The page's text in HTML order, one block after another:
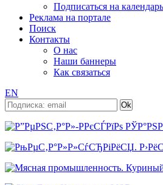
Подписаться на календарь
Реклама на портале
Поиск
Контакты
О нас
Наши баннеры
Как связаться
EN